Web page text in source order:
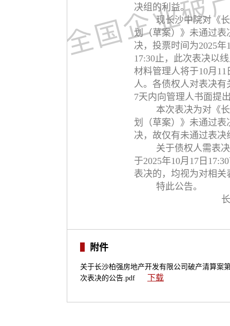
决组的利益。
现长沙中院对《
划（草案）》未通过
决，投票时间为2025年
17:30止，此次表决以
材料管理人将于10月
人。各债权人对表决
7天内向管理人书面提
本次表决为对《
划（草案）》未通过
决，故仅有未通过表
关于债权人需表
于2025年10月17日
表决的，均视为对相
特此公告。
附件
关于长沙柏强房地产开发有限公司破产清算案
次表决的公告.pdf
下载